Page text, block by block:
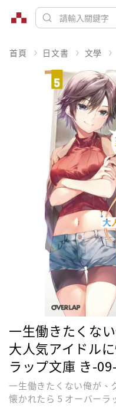
首頁 日文書 文學
一生働きたくな
大人気アイドル
ラップ文庫 き-
一生働きたくない俺が、
懐かれたら 5 オーバーラ